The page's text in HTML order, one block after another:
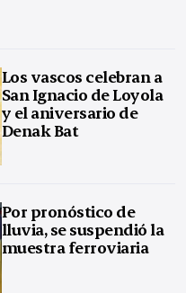
Los vascos celebran a
San Ignacio de Loyola
y el aniversario de
Denak Bat
Por pronóstico de
lluvia, se suspendió la
muestra ferroviaria